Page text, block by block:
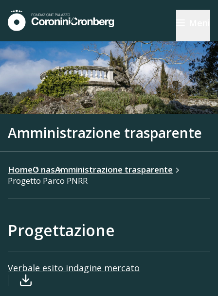
Amministrazione trasparente
HomeO nasAmministrazione trasparente
Progetto Parco PNRR
Progettazione
Verbale esito indagine mercato
Download file: Verbale esito Indagine